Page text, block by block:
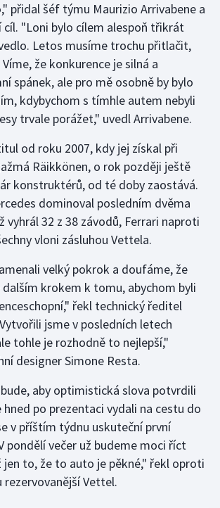
přidal šéf týmu Maurizio Arrivabene a
cíl. "Loni bylo cílem alespoň třikrát
Letos musíme trochu přitlačit,
že konkurence je silná a
spánek, ale pro mě osobně by bylo
kdybychom s tímhle autem nebyli
trvale porážet," uvedl Arrivabene.
od roku 2007, kdy jej získal při
Räikkönen, o rok později ještě
konstruktérů, od té doby zaostává.
dominoval posledním dvěma
vyhrál 32 z 38 závodů, Ferrari naproti
vloni zásluhou Vettela.
velký pokrok a doufáme, že
krokem k tomu, abychom byli
řekl technický ředitel
jsme v posledních letech
tohle je rozhodně to nejlepší,"
designer Simone Resta.
aby optimistická slova potvrdili
po prezentaci vydali na cestu do
v příštím týdnu uskuteční první
pondělí večer už budeme moci říct
jen to, že to auto je pěkné," řekl oproti
Vettel.